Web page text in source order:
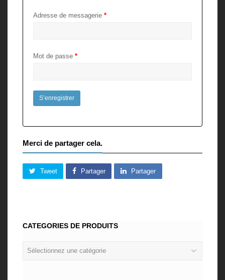
Adresse de messagerie *
Mot de passe *
Merci de partager cela.
Tweet Partager Partager
CATEGORIES DE PRODUITS